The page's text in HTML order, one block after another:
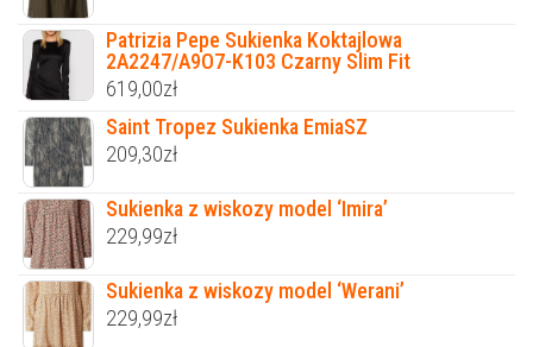
Patrizia Pepe Sukienka Koktajlowa
2A2247/A9O7-K103 Czarny Slim Fit
619,00zł
Saint Tropez Sukienka EmiaSZ
209,30zł
Sukienka z wiskozy model ‘Imira’
229,99zł
Sukienka z wiskozy model ‘Werani’
229,99zł